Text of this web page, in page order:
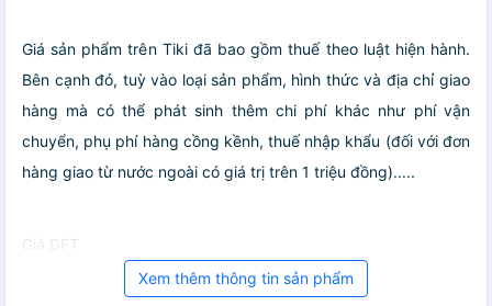
Giá sản phẩm trên Tiki đã bao gồm thuế theo luật hiện hành.
Bên cạnh đó, tuỳ vào loại sản phẩm, hình thức và địa chỉ giao
hàng mà có thể phát sinh thêm chi phí khác như phí vận
chuyển, phụ phí hàng cồng kềnh, thuế nhập khẩu (đối với đơn
hàng giao từ nước ngoài có giá trị trên 1 triệu đồng).....
Giá DFT
Xem thêm thông tin sản phẩm